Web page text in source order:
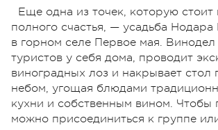
Еще одна из точек, которую стоит
полного счастья, — усадьба
в горном селе Первое мая.
туристов у себя дома, проводит
виноградных лоз и накрывает стол
небом, угощая блюдами
кухни и собственным вином. Чтобы
можно присоединиться к группе